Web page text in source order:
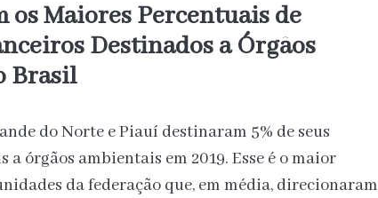
os Maiores Percentuais de
Destinados a Órgãos
Brasil
do Norte e Piauí destinaram 5% de seus
a órgãos ambientais em 2019. Esse é o maior
da federação que, em média, direcionaram